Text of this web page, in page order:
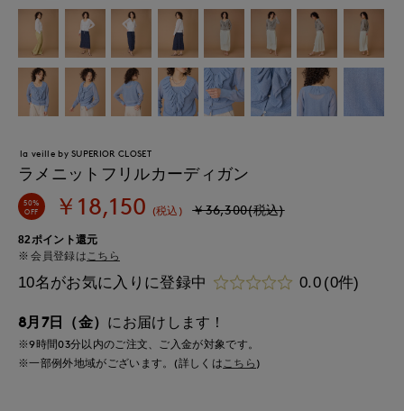
la veille by SUPERIOR CLOSET
ラメニットフリルカーディガン
50%
OFF ￥18,150 (税込) ￥36,300(税込)
82ポイント還元
会員登録はこちら
10名がお気に入りに登録中 0.0 (0件)
8月7日（金） にお届けします！
※9時間03分以内のご注文、ご入金が対象です。
※一部例外地域がございます。(詳しくは こちら )